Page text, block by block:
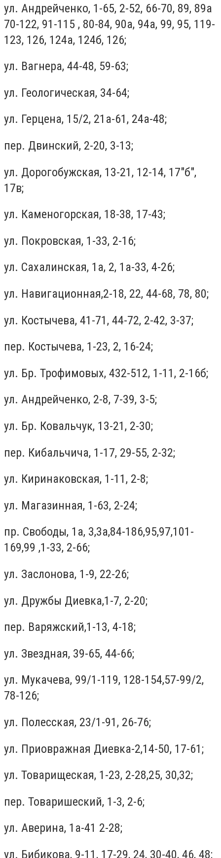
ул. Андрейченко, 1-65, 2-52, 66-70, 89, 89а
70-122, 91-115 , 80-84, 90а, 94а, 99, 95, 119-
123, 126, 124а, 124б, 126;
ул. Вагнера, 44-48, 59-63;
ул. Геологическая, 34-64;
ул. Герцена, 15/2, 21а-61, 24а-48;
пер. Двинский, 2-20, 3-13;
ул. Дорогобужская, 13-21, 12-14, 17"б",
17в;
ул. Каменогорская, 18-38, 17-43;
ул. Покровская, 1-33, 2-16;
ул. Сахалинская, 1а, 2, 1а-33, 4-26;
ул. Навигационная,2-18, 22, 44-68, 78, 80;
ул. Костычева, 41-71, 44-72, 2-42, 3-37;
пер. Костычева, 1-23, 2, 16-24;
ул. Бр. Трофимовых, 432-512, 1-11, 2-16б;
ул. Андрейченко, 2-8, 7-39, 3-5;
ул. Бр. Ковальчук, 13-21, 2-30;
пер. Кибальчича, 1-17, 29-55, 2-32;
ул. Киринаковская, 1-11, 2-8;
ул. Магазинная, 1-63, 2-24;
пр. Свободы, 1a, 3,3а,84-186,95,97,101-
169,99 ,1-33, 2-66;
ул. Заслонова, 1-9, 22-26;
ул. Дружбы Диевка,1-7, 2-20;
пер. Варяжский,1-13, 4-18;
ул. Звездная, 39-65, 44-66;
ул. Мукачева, 99/1-119, 128-154,57-99/2,
78-126;
ул. Полесская, 23/1-91, 26-76;
ул. Приовражная Диевка-2,14-50, 17-61;
ул. Товарищеская, 1-23, 2-28,25, 30,32;
пер. Товаришеский, 1-3, 2-6;
ул. Аверина, 1а-41 2-28;
ул. Бибикова, 9-11, 17-29, 24, 30-40, 46, 48;